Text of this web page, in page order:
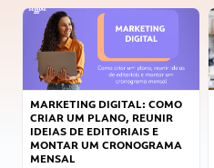
MARKETING DIGITAL: COMO
CRIAR UM PLANO, REUNIR
IDEIAS DE EDITORIAIS E
MONTAR UM CRONOGRAMA
MENSAL